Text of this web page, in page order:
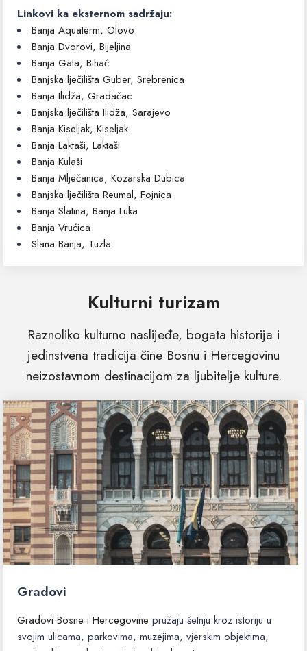
Linkovi ka eksternom sadržaju:
Banja Aquaterm, Olovo
Banja Dvorovi, Bijeljina
Banja Gata, Bihać
Banjska lječilišta Guber, Srebrenica
Banja Ilidža, Gradačac
Banjska lječilišta Ilidža, Sarajevo
Banja Kiseljak, Kiseljak
Banja Laktaši, Laktaši
Banja Kulaši
Banja Mlječanica, Kozarska Dubica
Banjska lječilišta Reumal, Fojnica
Banja Slatina, Banja Luka
Banja Vrućica
Slana Banja, Tuzla
Kulturni turizam
Raznoliko kulturno naslijeđe, bogata historija i
jedinstvena tradicija čine Bosnu i Hercegovinu
neizostavnom destinacijom za ljubitelje kulture.
Gradovi
Gradovi Bosne i Hercegovine pružaju šetnju kroz istoriju u
svojim ulicama, parkovima, muzejima, vjerskim objektima,